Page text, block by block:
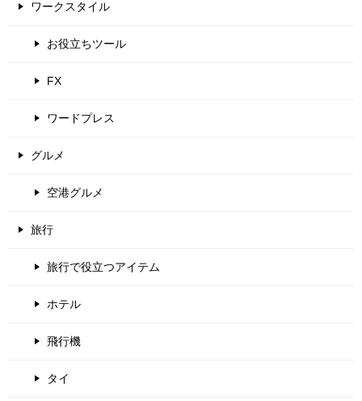
ワークスタイル
お役立ちツール
FX
ワードプレス
グルメ
空港グルメ
旅行
旅行で役立つアイテム
ホテル
飛行機
タイ